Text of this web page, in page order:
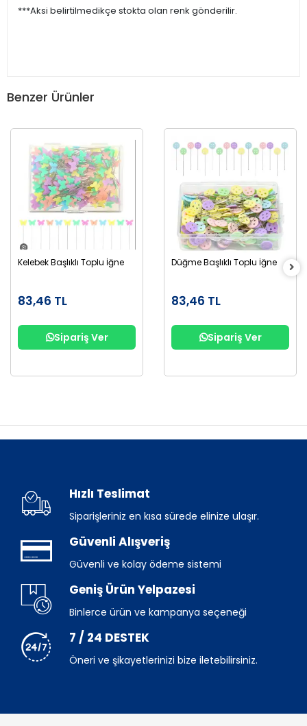
***Aksi belirtilmedikçe stokta olan renk gönderilir.
Benzer Ürünler
Kelebek Başlıklı Toplu İğne
83,46 TL
Sipariş Ver
Düğme Başlıklı Toplu İğne
83,46 TL
Sipariş Ver
Hızlı Teslimat
Siparişleriniz en kısa sürede elinize ulaşır.
Güvenli Alışveriş
Güvenli ve kolay ödeme sistemi
Geniş Ürün Yelpazesi
Binlerce ürün ve kampanya seçeneği
7 / 24 DESTEK
Öneri ve şikayetlerinizi bize iletebilirsiniz.